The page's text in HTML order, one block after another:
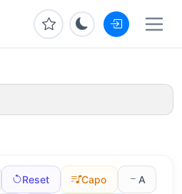
Reset Capo A